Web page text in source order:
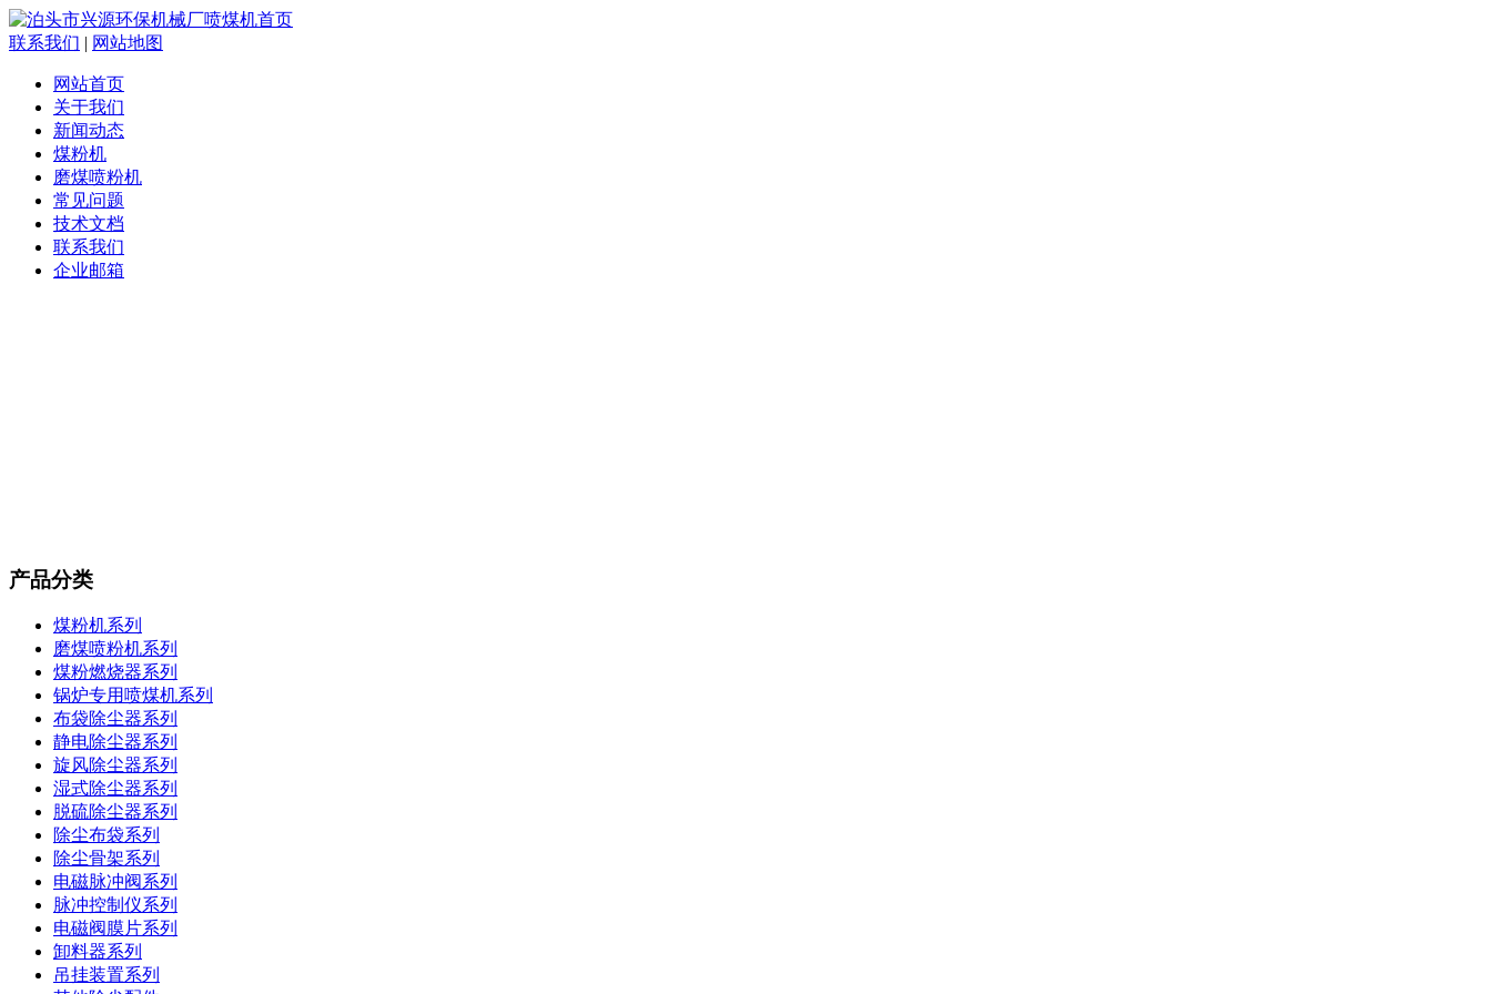
联系我们 | 网站地图
网站首页
关于我们
新闻动态
煤粉机
磨煤喷粉机
常见问题
技术文档
联系我们
企业邮箱
产品分类
煤粉机系列
磨煤喷粉机系列
煤粉燃烧器系列
锅炉专用喷煤机系列
布袋除尘器系列
静电除尘器系列
旋风除尘器系列
湿式除尘器系列
脱硫除尘器系列
除尘布袋系列
除尘骨架系列
电磁脉冲阀系列
脉冲控制仪系列
电磁阀膜片系列
卸料器系列
吊挂装置系列